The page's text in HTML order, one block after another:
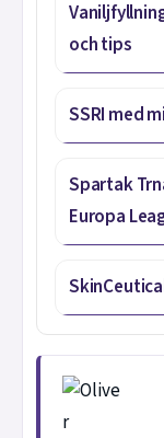
och tips
SSRI med
Spartak
Europa